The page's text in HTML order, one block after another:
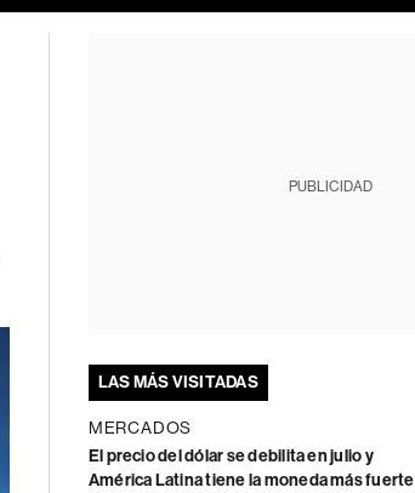
PUBLICIDAD
LAS MÁS VISITADAS
MERCADOS
El precio del dólar se debilita en julio y
América Latina tiene la moneda más fuerte